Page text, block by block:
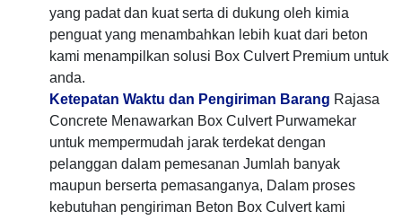
yang padat dan kuat serta di dukung oleh kimia
penguat yang menambahkan lebih kuat dari beton
kami menampilkan solusi Box Culvert Premium untuk
anda.
Ketepatan Waktu dan Pengiriman Barang Rajasa
Concrete Menawarkan Box Culvert Purwamekar
untuk mempermudah jarak terdekat dengan
pelanggan dalam pemesanan Jumlah banyak
maupun berserta pemasanganya, Dalam proses
kebutuhan pengiriman Beton Box Culvert kami